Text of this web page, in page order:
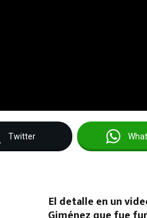
Twitter
El detalle en un